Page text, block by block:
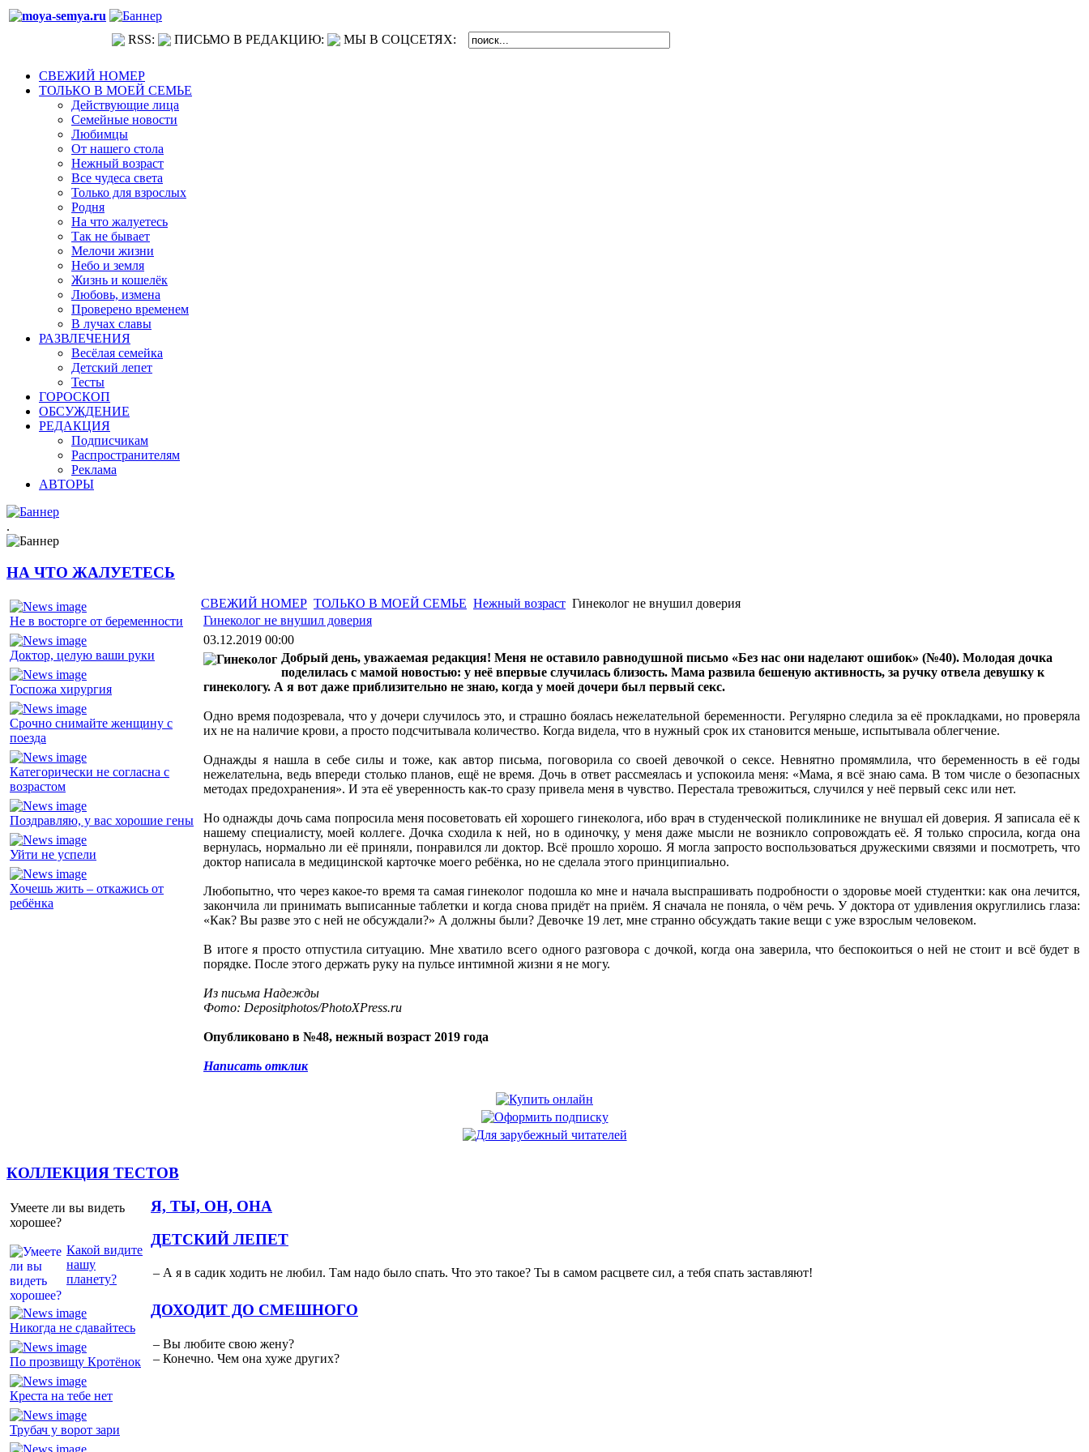
RSS: ПИСЬМО В РЕДАКЦИЮ: МЫ В СОЦСЕТЯХ:
СВЕЖИЙ НОМЕР
ТОЛЬКО В МОЕЙ СЕМЬЕ
Действующие лица
Семейные новости
Любимцы
От нашего стола
Нежный возраст
Все чудеса света
Только для взрослых
Родня
На что жалуетесь
Так не бывает
Мелочи жизни
Небо и земля
Жизнь и кошелёк
Любовь, измена
Проверено временем
В лучах славы
РАЗВЛЕЧЕНИЯ
Весёлая семейка
Детский лепет
Тесты
ГОРОСКОП
ОБСУЖДЕНИЕ
РЕДАКЦИЯ
Подписчикам
Распространителям
Реклама
АВТОРЫ
.
НА ЧТО ЖАЛУЕТЕСЬ
Не в восторге от беременности
Доктор, целую ваши руки
Госпожа хирургия
Срочно снимайте женщину с
поезда
Категорически не согласна с
возрастом
Поздравляю, у вас хорошие гены
Уйти не успели
Хочешь жить – откажись от
ребёнка
СВЕЖИЙ НОМЕР ТОЛЬКО В МОЕЙ СЕМЬЕ Нежный возраст Гинеколог не внушил доверия
Гинеколог не внушил доверия
03.12.2019 00:00
Добрый день, уважаемая редакция! Меня не оставило равнодушной письмо «Без нас они наделают ошибок» (№40). Молодая дочка
поделилась с мамой новостью: у неё впервые случилась близость. Мама развила бешеную активность, за ручку отвела девушку к
гинекологу. А я вот даже приблизительно не знаю, когда у моей дочери был первый секс.
Одно время подозревала, что у дочери случилось это, и страшно боялась нежелательной беременности. Регулярно следила за её прокладками, но проверяла
их не на наличие крови, а просто подсчитывала количество. Когда видела, что в нужный срок их становится меньше, испытывала облегчение.
Однажды я нашла в себе силы и тоже, как автор письма, поговорила со своей девочкой о сексе. Невнятно промямлила, что беременность в её годы
нежелательна, ведь впереди столько планов, ещё не время. Дочь в ответ рассмеялась и успокоила меня: «Мама, я всё знаю сама. В том числе о безопасных
методах предохранения». И эта её уверенность как-то сразу привела меня в чувство. Перестала тревожиться, случился у неё первый секс или нет.
Но однажды дочь сама попросила меня посоветовать ей хорошего гинеколога, ибо врач в студенческой поликлинике не внушал ей доверия. Я записала её к
нашему специалисту, моей коллеге. Дочка сходила к ней, но в одиночку, у меня даже мысли не возникло сопровождать её. Я только спросила, когда она
вернулась, нормально ли её приняли, понравился ли доктор. Всё прошло хорошо. Я могла запросто воспользоваться дружескими связями и посмотреть, что
доктор написала в медицинской карточке моего ребёнка, но не сделала этого принципиально.
Любопытно, что через какое-то время та самая гинеколог подошла ко мне и начала выспрашивать подробности о здоровье моей студентки: как она лечится,
закончила ли принимать выписанные таблетки и когда снова придёт на приём. Я сначала не поняла, о чём речь. У доктора от удивления округлились глаза:
«Как? Вы разве это с ней не обсуждали?» А должны были? Девочке 19 лет, мне странно обсуждать такие вещи с уже взрослым человеком.
В итоге я просто отпустила ситуацию. Мне хватило всего одного разговора с дочкой, когда она заверила, что беспокоиться о ней не стоит и всё будет в
порядке. После этого держать руку на пульсе интимной жизни я не могу.
Из письма Надежды
Фото: Depositphotos/PhotoXPress.ru
Опубликовано в №48, нежный возраст 2019 года
Написать отклик
КОЛЛЕКЦИЯ ТЕСТОВ
Умеете ли вы видеть
хорошее?
Какой видите
нашу
планету?
Я, ТЫ, ОН, ОНА
Никогда не сдавайтесь
По прозвищу Кротёнок
Креста на тебе нет
Трубач у ворот зари
ДЕТСКИЙ ЛЕПЕТ
– А я в садик ходить не любил. Там надо было спать. Что это такое? Ты в самом расцвете сил, а тебя спать заставляют!
ДОХОДИТ ДО СМЕШНОГО
– Вы любите свою жену?
– Конечно. Чем она хуже других?